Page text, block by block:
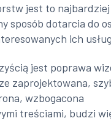
jest to najbardziej
sposób dotarcia do
ich
jest poprawa
zaprojektowana,
wzbogacona
treściami, budzi